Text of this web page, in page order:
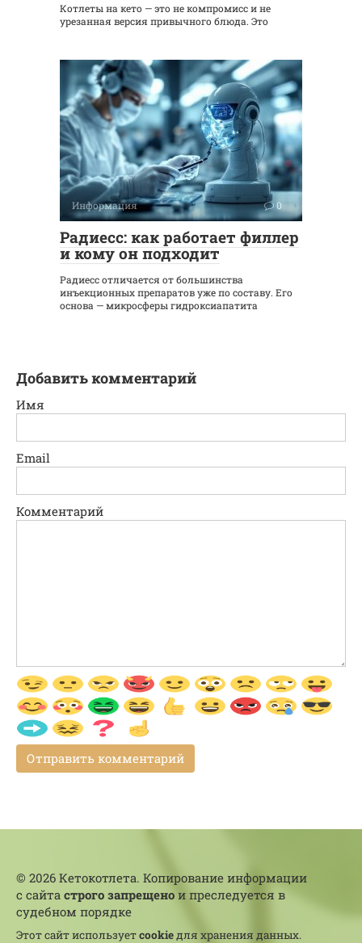
Котлеты на кето — это не компромисс и не
урезанная версия привычного блюда. Это
Информация 0
Радиесс: как работает филлер
и кому он подходит
Радиесс отличается от большинства
инъекционных препаратов уже по составу. Его
основа — микросферы гидроксиапатита
Добавить комментарий
Имя
Email
Комментарий
© 2026 Кетокотлета. Копирование информации
с сайта строго запрещено и преследуется в
судебном порядке
Этот сайт используетcookieдля хранения данных.